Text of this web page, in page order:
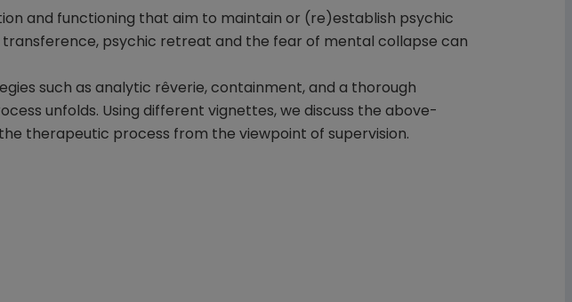
and functioning that aim to maintain or (re)establish psychic
psychic retreat and the fear of mental collapse can
such as analytic rêverie, containment, and a thorough
unfolds. Using different vignettes, we discuss the above-
therapeutic process from the viewpoint of supervision.